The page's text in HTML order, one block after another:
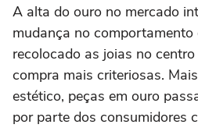
A alta do ouro no mercado
mudança no comportamento
recolocado as joias no
compra mais criteriosas.
estético, peças em ouro
por parte dos consumidores